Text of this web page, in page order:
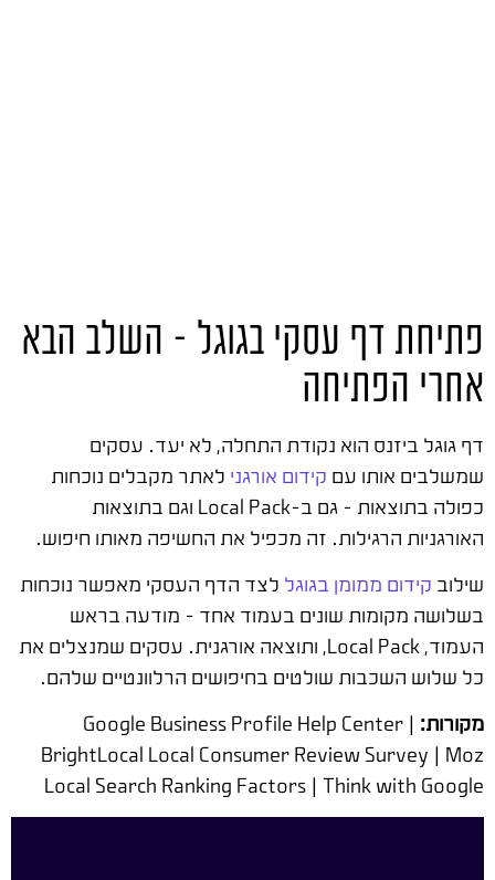
פתיחת דף עסקי בגוגל – השלב הבא
אחרי הפתיחה
דף גוגל ביזנס הוא נקודת התחלה, לא יעד. עסקים
שמשלבים אותו עם קידום אורגני לאתר מקבלים נוכחות
כפולה בתוצאות – גם ב-Local Pack וגם בתוצאות
האורגניות הרגילות. זה מכפיל את החשיפה מאותו חיפוש.
שילוב קידום ממומן בגוגל לצד הדף העסקי מאפשר נוכחות
בשלושה מקומות שונים בעמוד אחד – מודעה בראש
העמוד, Local Pack, ותוצאה אורגנית. עסקים שמנצלים את
כל שלוש השכבות שולטים בחיפושים הרלוונטיים שלהם.
מקורות: Google Business Profile Help Center |
BrightLocal Local Consumer Review Survey | Moz
Local Search Ranking Factors | Think with Google